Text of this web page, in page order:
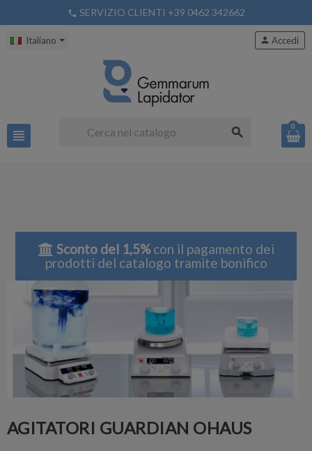
phone SERVIZIO CLIENTI +39 0462 342662
Italiano
view_headline search
person Accedi
0
Sconto del 1,5%con il pagamento dei
prodotti del catalogo tramite bonifico
AGITATORI GUARDIAN OHAUS